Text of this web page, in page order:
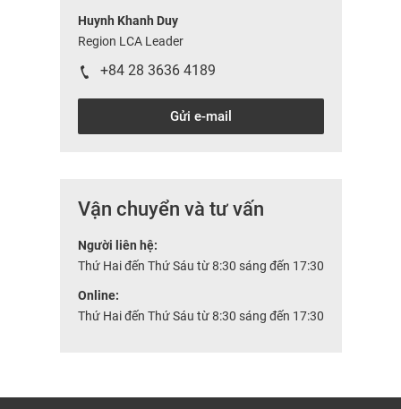
Huynh Khanh Duy
Region LCA Leader
+84 28 3636 4189
Gửi e-mail
Vận chuyển và tư vấn
Người liên hệ:
Thứ Hai đến Thứ Sáu từ 8:30 sáng đến 17:30
Online:
Thứ Hai đến Thứ Sáu từ 8:30 sáng đến 17:30